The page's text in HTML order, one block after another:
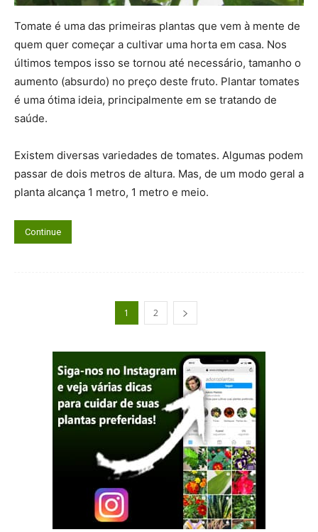
Tomate é uma das primeiras plantas que vem à mente de
quem quer começar a cultivar uma horta em casa. Nos
últimos tempos isso se tornou até necessário, tamanho o
aumento (absurdo) no preço deste fruto. Plantar tomates
é uma ótima ideia, principalmente em se tratando de
saúde.
Existem diversas variedades de tomates. Algumas podem
passar de dois metros de altura. Mas, de um modo geral a
planta alcança 1 metro, 1 metro e meio.
Continue
1 2